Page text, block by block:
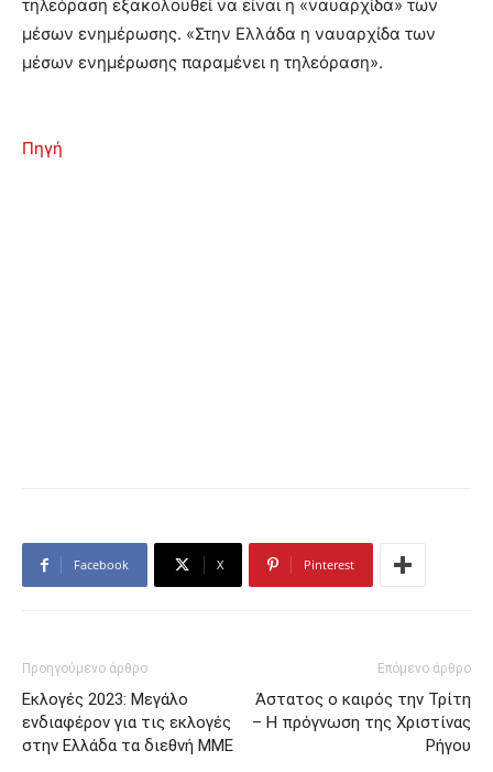
τηλεόραση εξακολουθεί να είναι η «ναυαρχίδα» των
μέσων ενημέρωσης. «Στην Ελλάδα η ναυαρχίδα των
μέσων ενημέρωσης παραμένει η τηλεόραση».
Πηγή
Facebook X Pinterest
Προηγούμενο άρθρο
Εκλογές 2023: Μεγάλο
ενδιαφέρον για τις εκλογές
στην Ελλάδα τα διεθνή ΜΜΕ
Επόμενο άρθρο
Άστατος ο καιρός την Τρίτη
– Η πρόγνωση της Χριστίνας
Ρήγου